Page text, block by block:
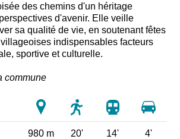
des chemins d'un héritage
d'avenir. Elle veille
sa qualité de vie, en soutenant fêtes
indispensables facteurs
sportive et culturelle.
commune
980 m 20' 14' 4'